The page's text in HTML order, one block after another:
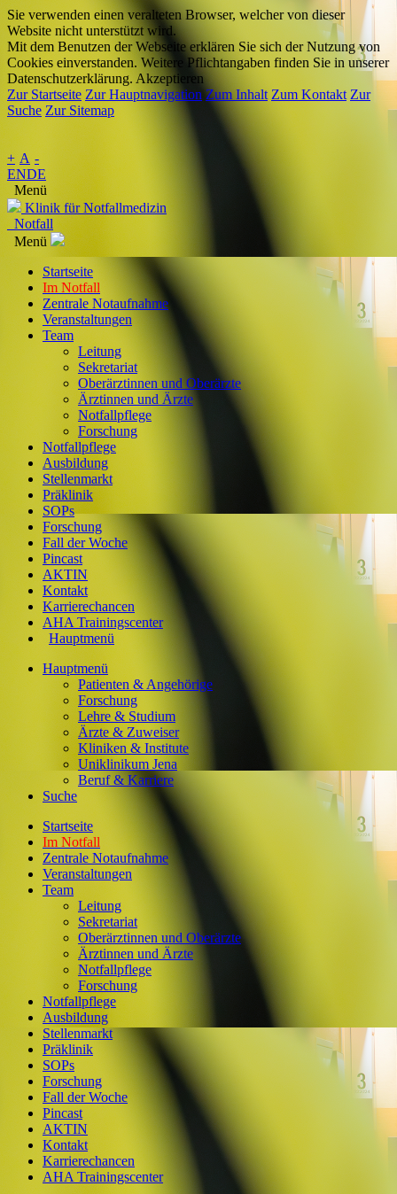
Sie verwenden einen veralteten Browser, welcher von dieser
Website nicht unterstützt wird.
Mit dem Benutzen der Webseite erklären Sie sich der Nutzung von
Cookies einverstanden. Weitere Pflichtangaben finden Sie in unserer
Datenschutzerklärung. Akzeptieren
Zur Startseite Zur Hauptnavigation Zum Inhalt Zum Kontakt Zur
Suche Zur Sitemap
+ A -
ENDE
Menü
Klinik für Notfallmedizin
Notfall
Menü
Startseite
Im Notfall
Zentrale Notaufnahme
Veranstaltungen
Team
Leitung
Sekretariat
Oberärztinnen und Oberärzte
Ärztinnen und Ärzte
Notfallpflege
Forschung
Notfallpflege
Ausbildung
Stellenmarkt
Präklinik
SOPs
Forschung
Fall der Woche
Pincast
AKTIN
Kontakt
Karrierechancen
AHA Trainingscenter
Hauptmenü
Hauptmenü
Patienten & Angehörige
Forschung
Lehre & Studium
Ärzte & Zuweiser
Kliniken & Institute
Uniklinikum Jena
Beruf & Karriere
Suche
Startseite
Im Notfall
Zentrale Notaufnahme
Veranstaltungen
Team
Leitung
Sekretariat
Oberärztinnen und Oberärzte
Ärztinnen und Ärzte
Notfallpflege
Forschung
Notfallpflege
Ausbildung
Stellenmarkt
Präklinik
SOPs
Forschung
Fall der Woche
Pincast
AKTIN
Kontakt
Karrierechancen
AHA Trainingscenter